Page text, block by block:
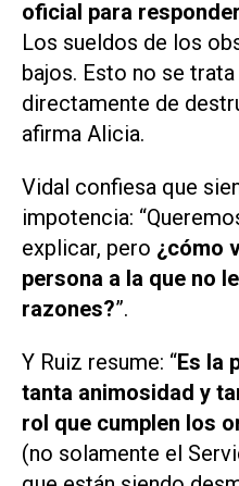
oficial para
Los sueldos de los
bajos. Esto no se
directamente de
afirma Alicia.
Vidal confiesa que
impotencia:
explicar, pero ¿cómo
persona a la que no
razones?”.
Y Ruiz resume: “Es la
tanta animosidad y
rol que cumplen los
(no solamente el